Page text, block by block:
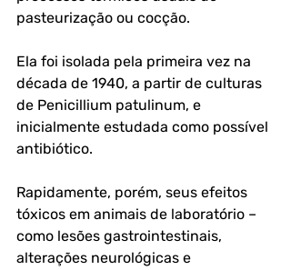
pasteurização ou cocção.
Ela foi isolada pela primeira vez na
década de 1940, a partir de culturas
de Penicillium patulinum, e
inicialmente estudada como possível
antibiótico.
Rapidamente, porém, seus efeitos
tóxicos em animais de laboratório –
como lesões gastrointestinais,
alterações neurológicas e